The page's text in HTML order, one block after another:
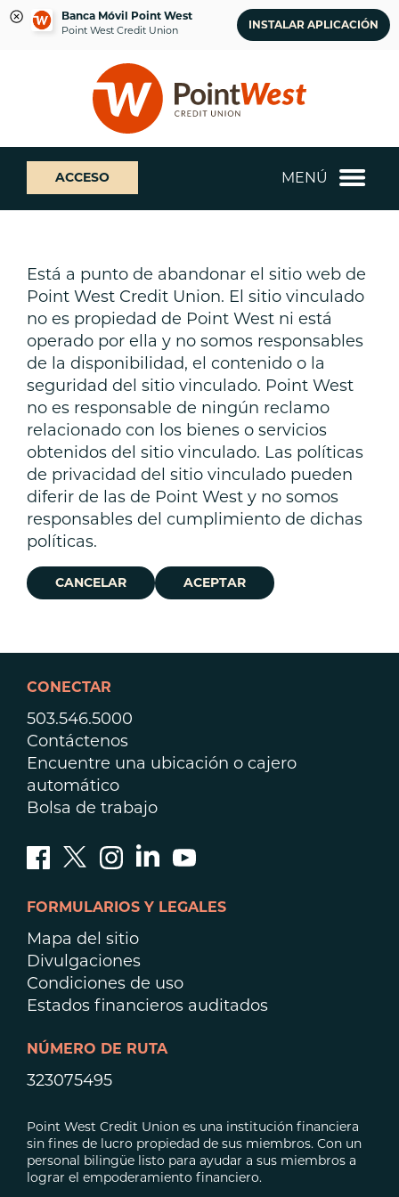
Banca Móvil Point West
Point West Credit Union INSTALAR APLICACIÓN
sesión
banca
web
¿Qué
podemos
ayudarte
a
ACCESO MENÚ
Está a punto de abandonar el sitio web de
Point West Credit Union. El sitio vinculado
no es propiedad de Point West ni está
operado por ella y no somos responsables
de la disponibilidad, el contenido o la
seguridad del sitio vinculado. Point West
no es responsable de ningún reclamo
relacionado con los bienes o servicios
obtenidos del sitio vinculado. Las políticas
de privacidad del sitio vinculado pueden
diferir de las de Point West y no somos
responsables del cumplimiento de dichas
políticas.
CANCELAR ACEPTAR
CONECTAR
503.546.5000
Contáctenos
Encuentre una ubicación o cajero
automático
Bolsa de trabajo
FORMULARIOS Y LEGALES
Mapa del sitio
Divulgaciones
Condiciones de uso
Estados financieros auditados
NÚMERO DE RUTA
323075495
Point West Credit Union es una institución financiera
sin fines de lucro propiedad de sus miembros. Con un
personal bilingüe listo para ayudar a sus miembros a
lograr el empoderamiento financiero.